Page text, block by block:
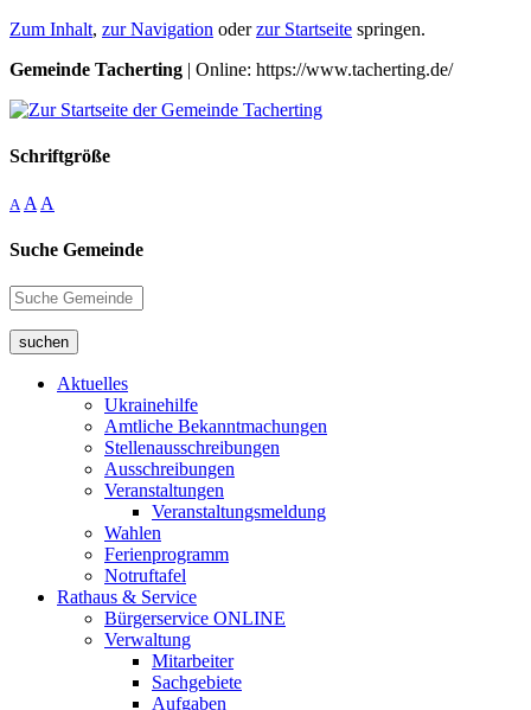
Zum Inhalt, zur Navigation oderzur Startseite springen.
Gemeinde Tacherting | Online: https://www.tacherting.de/
Schriftgröße
A A A
Suche Gemeinde
suchen
Aktuelles
Ukrainehilfe
Amtliche Bekanntmachungen
Stellenausschreibungen
Ausschreibungen
Veranstaltungen
Veranstaltungsmeldung
Wahlen
Ferienprogramm
Notruftafel
Rathaus & Service
Bürgerservice ONLINE
Verwaltung
Mitarbeiter
Sachgebiete
Aufgaben